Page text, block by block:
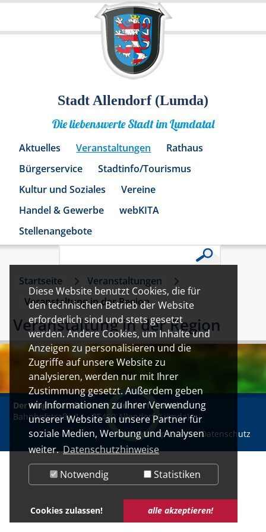
Diese Website benutzt Cookies, die für
den technischen Betrieb der Website
erforderlich sind und stets gesetzt
werden. Andere Cookies, um Inhalte und
Anzeigen zu personalisieren und die
Zugriffe auf unsere Website zu
analysieren, werden nur mit Ihrer
Zustimmung gesetzt. Außerdem geben
wir Informationen zu Ihrer Verwendung
unserer Website an unsere Partner für
soziale Medien, Werbung und Analysen
weiter.Datenschutzhinweise
Notwendig
Statistiken
Cookies zulassen! alle akzeptieren!
Stadt Allendorf (Lumda)
Die liebenswerte Stadt im Lumdatal
Aktuelles Veranstaltungen
Rathaus
Bürgerservice
Stadtinfo/Tourismus
Kultur und Soziales
Vereine
Handel & Gewerbe
webKITA
Stellenangebote
Startseite
Veranstaltungen
Veranstaltung in der Region
Veranstaltung in der Region
Der Magistrat der Stadt Allendorf (Lumda)•
Bahnhofstraße 14 • 35469 Allendorf (Lumda)
Kontakt Impressum Datenschutz